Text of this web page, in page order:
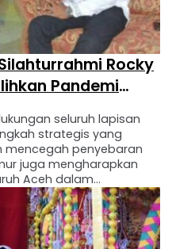
Rocky
Pandemi
seluruh lapisan
strategis yang
mencegah penyebaran
juga mengharapkan
Aceh dalam
19 yang kian
pulih. “Dalam
atas nama Kepala
do’a …